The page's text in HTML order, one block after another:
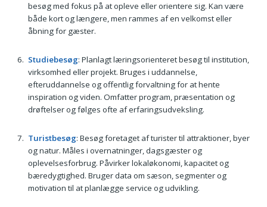
besøg med fokus på at opleve eller orientere sig. Kan være
både kort og længere, men rammes af en velkomst eller
åbning for gæster.
Studiebesøg: Planlagt læringsorienteret besøg til institution,
virksomhed eller projekt. Bruges i uddannelse,
efteruddannelse og offentlig forvaltning for at hente
inspiration og viden. Omfatter program, præsentation og
drøftelser og følges ofte af erfaringsudveksling.
Turistbesøg: Besøg foretaget af turister til attraktioner, byer
og natur. Måles i overnatninger, dagsgæster og
oplevelsesforbrug. Påvirker lokaløkonomi, kapacitet og
bæredygtighed. Bruger data om sæson, segmenter og
motivation til at planlægge service og udvikling.